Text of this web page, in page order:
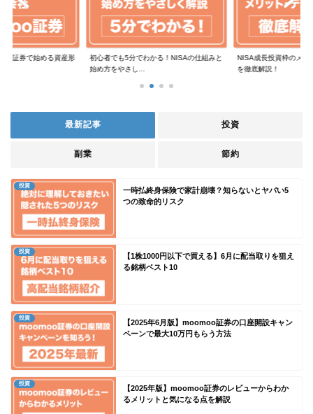
証券で始める資産形
初心者でも5分でわかる！NISAの仕組みと
始め方をやさし...
NISA成長投資枠のメリ
を徹底解説！
最新記事 投資
副業 節約
投資
一時払終身保険で家計崩壊？知らないとヤバい5
つの致命的リスク
投資
【1株1000円以下で買える】6月に配当取りを狙え
る銘柄ベスト10
投資
【2025年6月版】moomoo証券の口座開設キャン
ペーンで最大10万円もらう方法
投資
【2025年版】moomoo証券のレビューからわか
るメリットと気になる点を解説